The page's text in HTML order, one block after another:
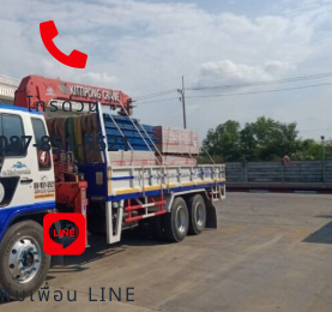
โทรด่วน
851-5521
พิ่มเพื่อน LINE